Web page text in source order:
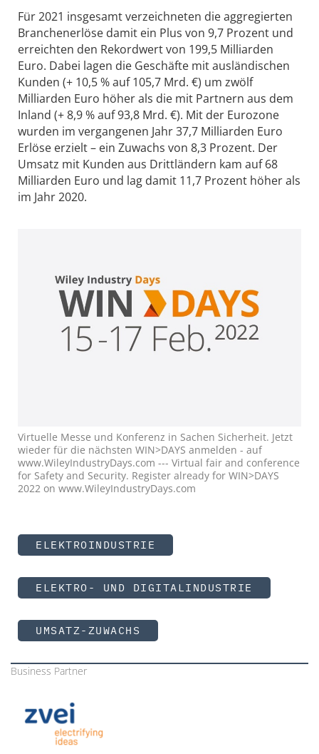
Für 2021 insgesamt verzeichneten die aggregierten
Branchenerlöse damit ein Plus von 9,7 Prozent und
erreichten den Rekordwert von 199,5 Milliarden
Euro. Dabei lagen die Geschäfte mit ausländischen
Kunden (+ 10,5 % auf 105,7 Mrd. €) um zwölf
Milliarden Euro höher als die mit Partnern aus dem
Inland (+ 8,9 % auf 93,8 Mrd. €). Mit der Eurozone
wurden im vergangenen Jahr 37,7 Milliarden Euro
Erlöse erzielt – ein Zuwachs von 8,3 Prozent. Der
Umsatz mit Kunden aus Drittländern kam auf 68
Milliarden Euro und lag damit 11,7 Prozent höher als
im Jahr 2020.
Virtuelle Messe und Konferenz in Sachen Sicherheit. Jetzt
wieder für die nächsten WIN>DAYS anmelden - auf
www.WileyIndustryDays.com --- Virtual fair and conference
for Safety and Security. Register already for WIN>DAYS
2022 on www.WileyIndustryDays.com
ELEKTROINDUSTRIE
ELEKTRO- UND DIGITALINDUSTRIE
UMSATZ-ZUWACHS
Business Partner